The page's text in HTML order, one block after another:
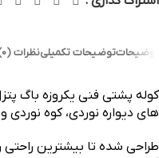
توضیحاتتوضیحات تکمیلینظرات (0)
های دیواره نوردی، کوه نوردی
طراحی شده تا بیشترین راحتی